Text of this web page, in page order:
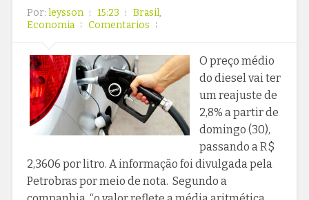
Por: leysson 15:23 Brasil,
Economia
Comentarios
O preço médio
do diesel vai ter
um reajuste de
2,8% a partir de
domingo (30),
passando a R$
2,3606 por litro. A informação foi divulgada pela
Petrobras por meio de nota. Segundo a